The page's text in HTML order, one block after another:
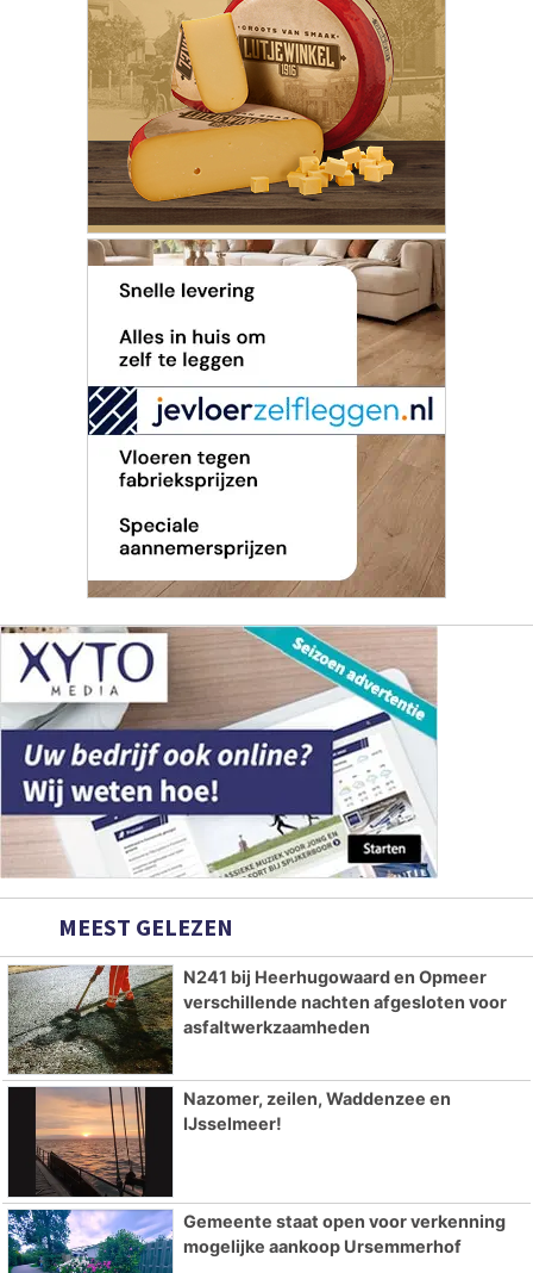
MEEST GELEZEN
N241 bij Heerhugowaard en Opmeer
verschillende nachten afgesloten voor
asfaltwerkzaamheden
Nazomer, zeilen, Waddenzee en
IJsselmeer!
Gemeente staat open voor verkenning
mogelijke aankoop Ursemmerhof